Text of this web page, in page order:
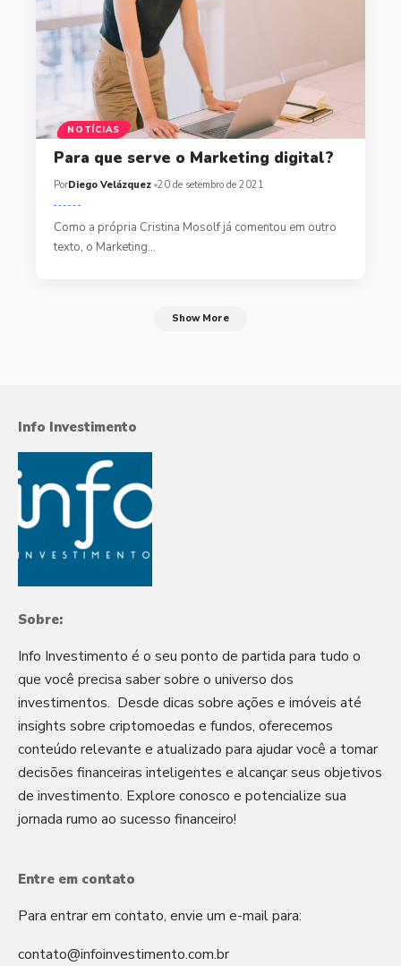
NOTÍCIAS
Para que serve o Marketing digital?
PorDiego Velázquez 20 de setembro de 2021
Como a própria Cristina Mosolf já comentou em outro
texto, o Marketing…
Show More
Info Investimento
Sobre:
Info Investimento é o seu ponto de partida para tudo o
que você precisa saber sobre o universo dos
investimentos. Desde dicas sobre ações e imóveis até
insights sobre criptomoedas e fundos, oferecemos
conteúdo relevante e atualizado para ajudar você a tomar
decisões financeiras inteligentes e alcançar seus objetivos
de investimento. Explore conosco e potencialize sua
jornada rumo ao sucesso financeiro!
Entre em contato
Para entrar em contato, envie um e-mail para:
contato@infoinvestimento.com.br